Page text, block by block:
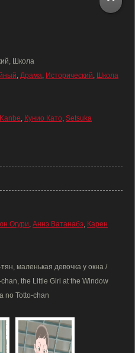
Школа
, Драма, Исторический, Школа
, Кунио Като, Setsuka
Огури, Аннэ Ватанабэ, Карен
маленькая девочка у окна /
the Little Girl at the Window
no Totto-chan